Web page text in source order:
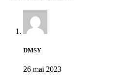
DMSY
26 mai 2023